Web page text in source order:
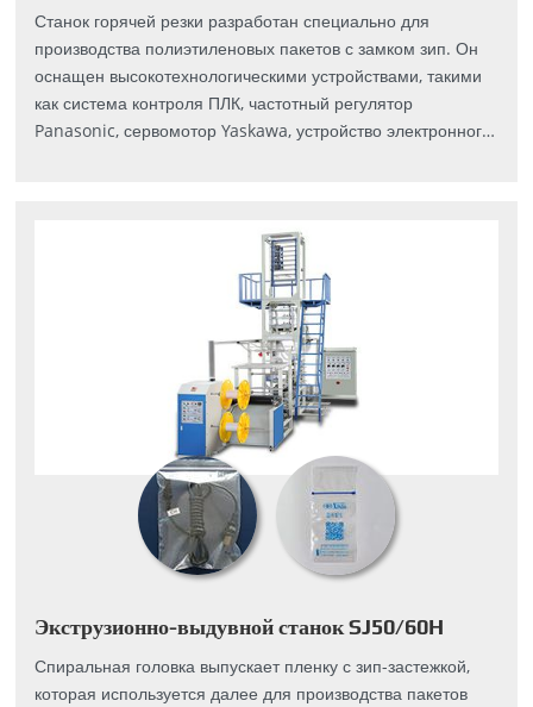
Станок горячей резки разработан специально для
производства полиэтиленовых пакетов с замком зип. Он
оснащен высокотехнологическими устройствами, такими
как система контроля ПЛК, частотный регулятор
Panasonic, сервомотор Yaskawa, устройство электронного
Экструзионно-выдувной станок SJ50/60H
Спиральная головка выпускает пленку с зип-застежкой,
которая используется далее для производства пакетов